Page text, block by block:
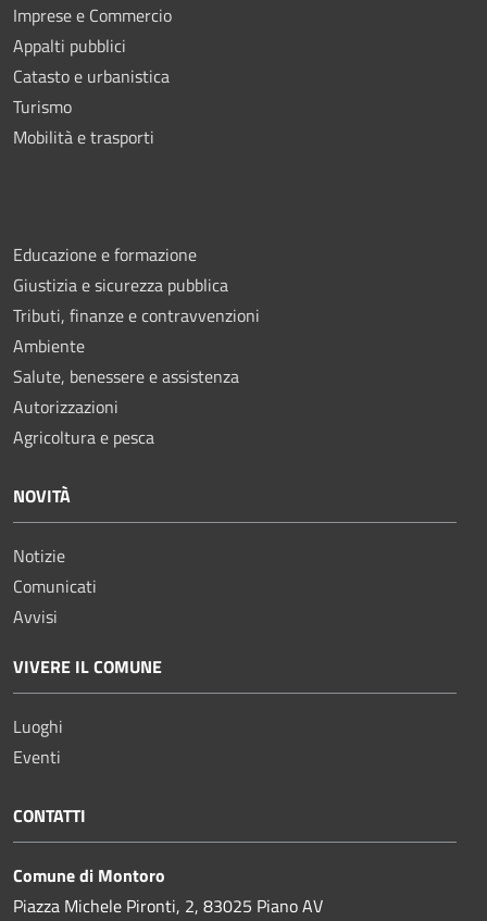
Imprese e Commercio
Appalti pubblici
Catasto e urbanistica
Turismo
Mobilità e trasporti
Educazione e formazione
Giustizia e sicurezza pubblica
Tributi, finanze e contravvenzioni
Ambiente
Salute, benessere e assistenza
Autorizzazioni
Agricoltura e pesca
NOVITÀ
Notizie
Comunicati
Avvisi
VIVERE IL COMUNE
Luoghi
Eventi
CONTATTI
Comune di Montoro
Piazza Michele Pironti, 2, 83025 Piano AV